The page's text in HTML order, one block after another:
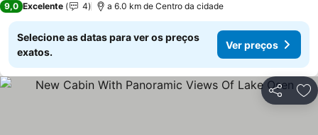
9,0 Excelente 4 a 6.0 km de Centro da cidade
Selecione as datas para ver os preços
exatos.
Ver preços
Partilhar